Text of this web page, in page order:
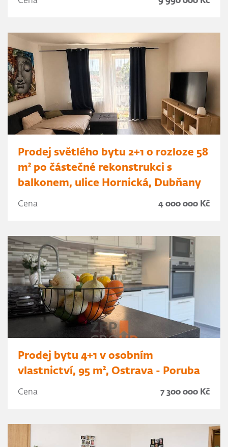
Prodej světlého bytu 2+1 o rozloze 58
m² po částečné rekonstrukci s
balkonem, ulice Hornická, Dubňany
Cena 4 000 000 Kč
Prodej bytu 4+1 v osobním
vlastnictví, 95 m², Ostrava - Poruba
Cena 7 300 000 Kč